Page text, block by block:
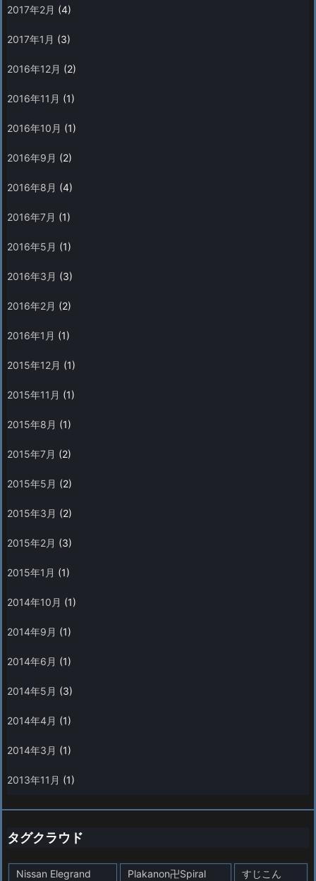
2017年2月 (4)
2017年1月 (3)
2016年12月 (2)
2016年11月 (1)
2016年10月 (1)
2016年9月 (2)
2016年8月 (4)
2016年7月 (1)
2016年5月 (1)
2016年3月 (3)
2016年2月 (2)
2016年1月 (1)
2015年12月 (1)
2015年11月 (1)
2015年8月 (1)
2015年7月 (2)
2015年5月 (2)
2015年3月 (2)
2015年2月 (3)
2015年1月 (1)
2014年10月 (1)
2014年9月 (1)
2014年6月 (1)
2014年5月 (3)
2014年4月 (1)
2014年3月 (1)
2013年11月 (1)
タグクラウド
Nissan Elegrand Plakanon卍Spiral すじこん